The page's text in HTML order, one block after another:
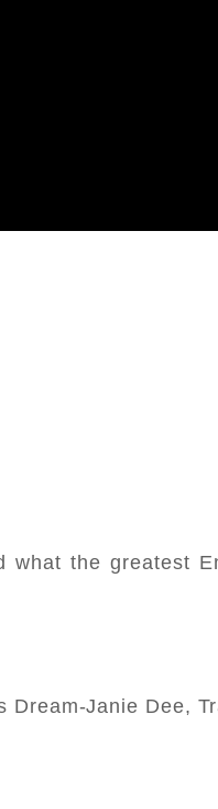
what the greatest
Dream-Janie Dee,